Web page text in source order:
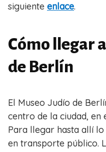
siguiente enlace.
Cómo llegar
de Berlín
El Museo Judío de
centro de la ciudad,
Para llegar hasta allí
en transporte público.